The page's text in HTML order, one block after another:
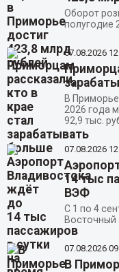
Оборот
полугодие
07.08.2026
В
2026 года
92,9 тыс.
07.08.2026
14 тыс
ВЭФ
С 1 по 4
Восточный
07.08.2026
В